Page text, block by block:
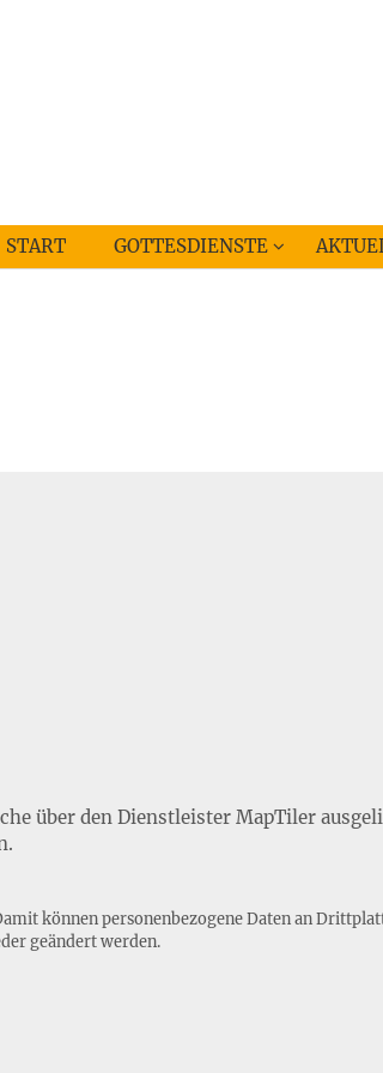
START GOTTESDIENSTE
über den Dienstleister MapTiler
können personenbezogene Daten an
geändert werden.